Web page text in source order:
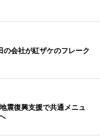
会社が紅ザケのフレーク
震復興支援で共通メニュ